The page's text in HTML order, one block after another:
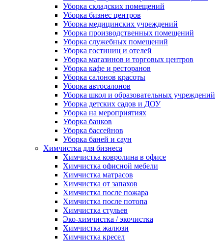
Уборка складских помещений
Уборка бизнес центров
Уборка медицинских учреждений
Уборка производственных помещений
Уборка служебных помещений
Уборка гостиниц и отелей
Уборка магазинов и торговых центров
Уборка кафе и ресторанов
Уборка салонов красоты
Уборка автосалонов
Уборка школ и образовательных учреждений
Уборка детских садов и ДОУ
Уборка на мероприятиях
Уборка банков
Уборка бассейнов
Уборка баней и саун
Химчистка для бизнеса
Химчистка ковролина в офисе
Химчистка офисной мебели
Химчистка матрасов
Химчистка от запахов
Химчистка после пожара
Химчистка после потопа
Химчистка стульев
Эко-химчистка / экочистка
Химчистка жалюзи
Химчистка кресел